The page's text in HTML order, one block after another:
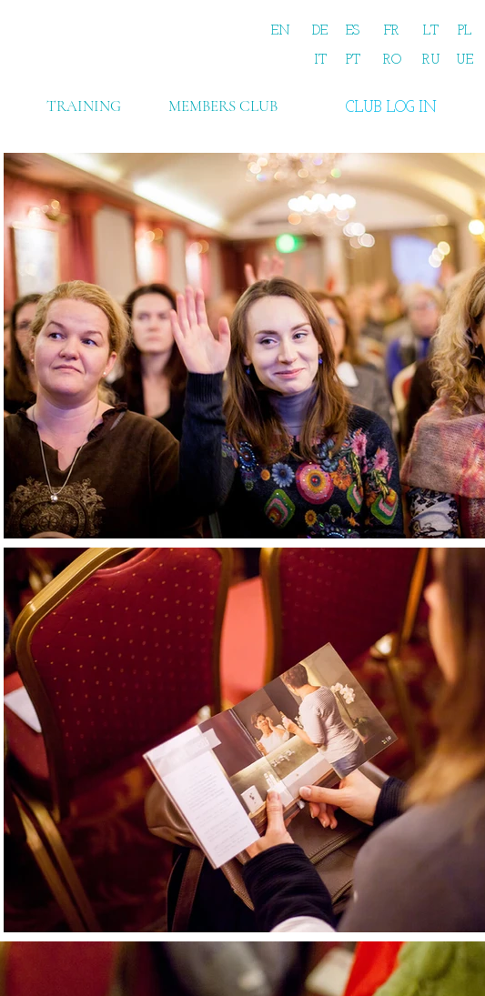
EN
TRAINING MEMBERS CLUB
ES
DE
PT
IT
FR
RO
PL
UE
LT
RU
CLUB LOG IN